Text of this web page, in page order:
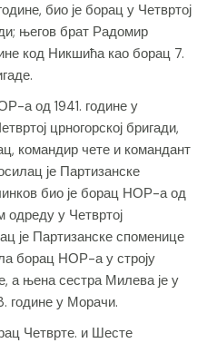
био је борац у Четвртој
његов брат Радомир
код Никшића као борац 7.
а од 1941. године у
црногорској бригади,
командир чете и командант
је Партизанске
био је борац НОР-а од
одреду у Четвртој
је Партизанске споменице
борац НОР-а у строју
а њена сестра Милева је у
године у Морачи.
Четврте. и Шесте